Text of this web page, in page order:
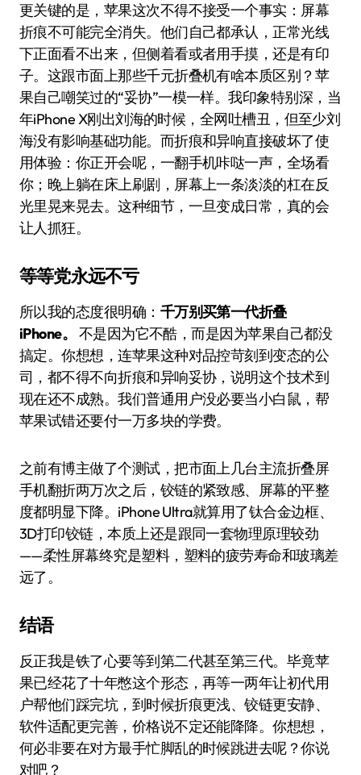
更关键的是，苹果这次不得不接受一个事实：屏幕
折痕不可能完全消失。他们自己都承认，正常光线
下正面看不出来，但侧着看或者用手摸，还是有印
子。这跟市面上那些千元折叠机有啥本质区别？苹
果自己嘲笑过的“妥协”一模一样。我印象特别深，当
年iPhone X刚出刘海的时候，全网吐槽丑，但至少刘
海没有影响基础功能。而折痕和异响直接破坏了使
用体验：你正开会呢，一翻手机咔哒一声，全场看
你；晚上躺在床上刷剧，屏幕上一条淡淡的杠在反
光里晃来晃去。这种细节，一旦变成日常，真的会
让人抓狂。
等等党永远不亏
所以我的态度很明确： 千万别买第一代折叠
iPhone。
不是因为它不酷，而是因为苹果自己都没
搞定。你想想，连苹果这种对品控苛刻到变态的公
司，都不得不向折痕和异响妥协，说明这个技术到
现在还不成熟。我们普通用户没必要当小白鼠，帮
苹果试错还要付一万多块的学费。
之前有博主做了个测试，把市面上几台主流折叠屏
手机翻折两万次之后，铰链的紧致感、屏幕的平整
度都明显下降。iPhone Ultra就算用了钛合金边框、
3D打印铰链，本质上还是跟同一套物理原理较劲
——柔性屏幕终究是塑料，塑料的疲劳寿命和玻璃差
远了。
结语
反正我是铁了心要等到第二代甚至第三代。毕竟苹
果已经花了十年憋这个形态，再等一两年让初代用
户帮他们踩完坑，到时候折痕更浅、铰链更安静、
软件适配更完善，价格说不定还能降降。你想想，
何必非要在对方最手忙脚乱的时候跳进去呢？你说
对吧？